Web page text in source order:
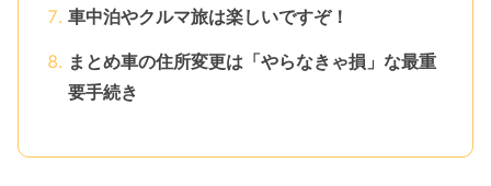
車中泊やクルマ旅は楽しいですぞ！
まとめ車の住所変更は「やらなきゃ損」な最重
要手続き